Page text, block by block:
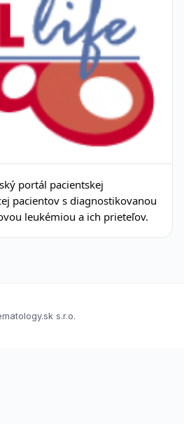
portál pacientskej
pacientov s diagnostikovanou
leukémiou a ich prieteľov.
s.r.o.